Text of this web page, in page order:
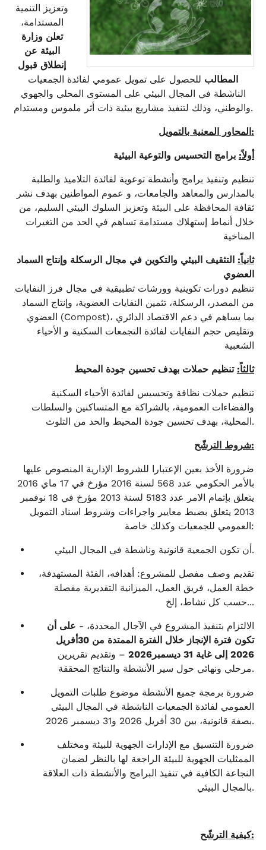
وتعزيز التنمية
المستدامة،
تعلن وزارة
البيئة عن
إنطلاق قبول
المطالب للحصول على تمويل عمومي لفائدة الجمعيات
الناشطة في المجال البيئي على المستوى المحلي والجهوي
والوطني، وذلك لتنفيذ مشاريع بيئية ذات أثر ملموس ومستدام.
المحاور المعنية بالتمويل:
أولاً: برامج التحسيس والتوعية البيئية
تنظيم وتنفيذ برامج وأنشطة توعوية لفائدة التلاميذ والطلبة
بالمدارس والمعاهد والجامعات، و عموم المواطنين بهدف نشر
ثقافة المحافظة على البيئة وتعزيز السلوك البيئي السليم، من
خلال أنماط إستهلاك مستدامة تساهم في الحد من التغيرات
المناخية
ثانياً: التثقيف البيئي والتكوين في مجال الرسكلة وإنتاج السماد
العضوي
تنظيم دورات تكوينية وورشات تطبيقية في مجال فرز النفايات
من المصدر، الرسكلة، تثمين النفايات العضوية، وإنتاج السماد
العضوي (Compost)، بما يساهم في دعم الاقتصاد الدائري
وتقليص حجم النفايات لفائدة التجمعات السكنية و الأحياء
الشعبية
ثالثاً: تنظيم حملات بهدف تحسين جودة المحيط
تنظيم حملات نظافة وتحسيس لفائدة الأحياء السكنية
والفضاءات العمومية، بالشراكة مع المتساكنين والسلطات
المحلية، بهدف تحسين جودة المحيط والحد من التلوث.
شروط الترشّح:
ضرورة الأخذ بعين الإعتبارا للشروط الإدارية المنصوص عليها
بالأمر الحكومي عدد 568 لسنة 2016 مؤرخ في 17 ماي 2016
يتعلق بإتمام الامر عدد 5183 لسنة 2013 مؤرخ في 18 نوفمبر
2013 يتعلق بضبط معايير واجراءات وشروط اسناد التمويل
العمومي للجمعيات وكذلك خاصة:
أن تكون الجمعية قانونية وناشطة في المجال البيئي.
تقديم وصف مفصل للمشروع: أهدافه، الفئة المستهدفة،
خطة العمل، فريق العمل، الميزانية التقديرية مفصلة
حسب كل نشاط، إلخ...
الالتزام بتنفيذ المشروع في الآجال المحددة، - على أن
تكون فترة الإنجاز خلال الفترة الممتدة من 30أفريل
2026 إلى غاية 31 ديسمبر2026
– وتقديم تقريرين
مرحلي ونهائي حول سير الأنشطة والنتائج المحققة.
ضرورة برمجة جميع الأنشطة موضوع طلبات التمويل
العمومي لفائدة الجمعيات الناشطة في المجال البيئي
بصفة قانونية، بين 30 أفريل 2026 و31 ديسمبر 2026.
ضرورة التنسيق مع الإدارات الجهوية للبيئة ومختلف
الممثليات الجهوية للبيئة الراجعة لها بالنظر لضمان
النجاعة الكافية في تنفيذ البرامج والأنشطة ذات العلاقة
بالمجال البيئي.
كيفية الترشّح: